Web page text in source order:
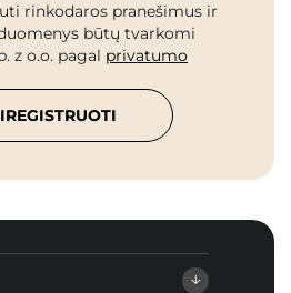
rinkodaros pranešimus ir
būtų tvarkomi
z o.o. pagal privatumo